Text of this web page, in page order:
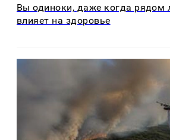
Вы одиноки, даже когда рядом
влияет на здоровье